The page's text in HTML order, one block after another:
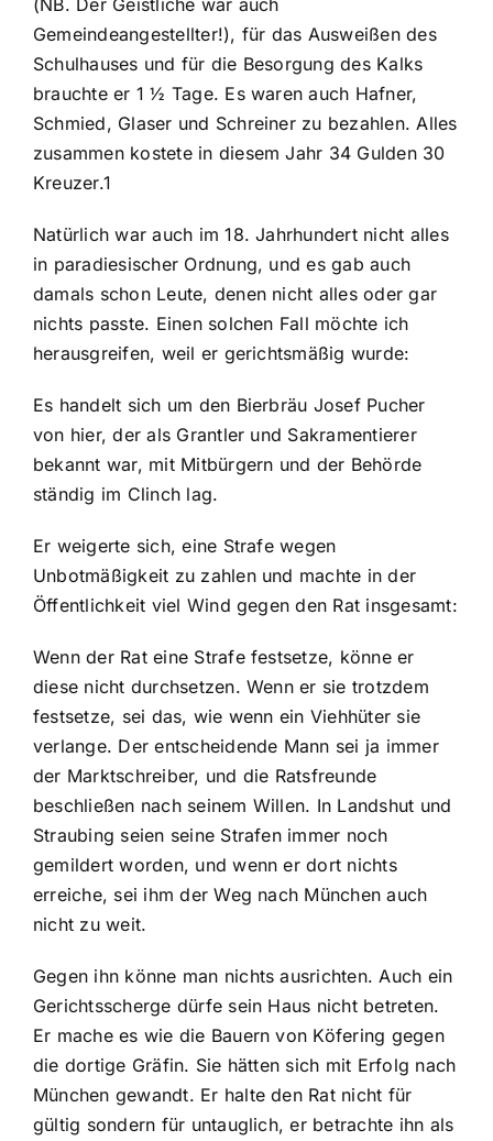
Gemeindeangestellter!), für das Ausweißen des
Schulhauses und für die Besorgung des Kalks
brauchte er 1 ½ Tage. Es waren auch Hafner,
Schmied, Glaser und Schreiner zu bezahlen. Alles
zusammen kostete in diesem Jahr 34 Gulden 30
Kreuzer.1
Natürlich war auch im 18. Jahrhundert nicht alles
in paradiesischer Ordnung, und es gab auch
damals schon Leute, denen nicht alles oder gar
nichts passte. Einen solchen Fall möchte ich
herausgreifen, weil er gerichtsmäßig wurde:
Es handelt sich um den Bierbräu Josef Pucher
von hier, der als Grantler und Sakramentierer
bekannt war, mit Mitbürgern und der Behörde
ständig im Clinch lag.
Er weigerte sich, eine Strafe wegen
Unbotmäßigkeit zu zahlen und machte in der
Öffentlichkeit viel Wind gegen den Rat insgesamt:
Wenn der Rat eine Strafe festsetze, könne er
diese nicht durchsetzen. Wenn er sie trotzdem
festsetze, sei das, wie wenn ein Viehhüter sie
verlange. Der entscheidende Mann sei ja immer
der Marktschreiber, und die Ratsfreunde
beschließen nach seinem Willen. In Landshut und
Straubing seien seine Strafen immer noch
gemildert worden, und wenn er dort nichts
erreiche, sei ihm der Weg nach München auch
nicht zu weit.
Gegen ihn könne man nichts ausrichten. Auch ein
Gerichtsscherge dürfe sein Haus nicht betreten.
Er mache es wie die Bauern von Köfering gegen
die dortige Gräfin. Sie hätten sich mit Erfolg nach
München gewandt. Er halte den Rat nicht für
gültig sondern für untauglich, er betrachte ihn als